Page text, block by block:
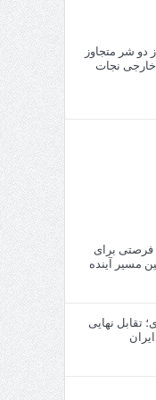
دو شر متجاوز
خارجی نجات
فرصتی برای
مسیر آینده
تقابل نهایی